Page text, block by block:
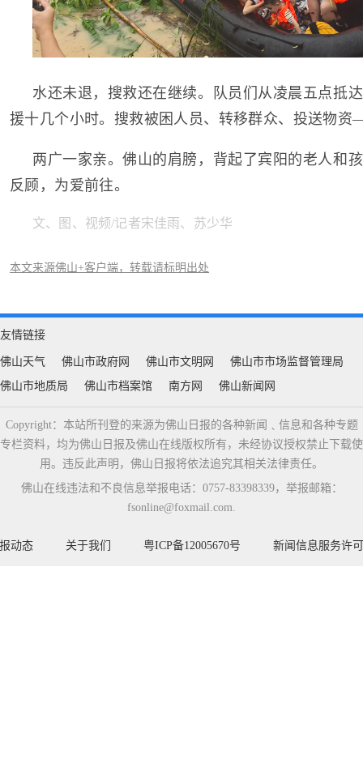
水还未退，搜救还在继续。队员们从凌晨五点抵
援十几个小时。搜救被困人员、转移群众、投送物
两广一家亲。佛山的肩膀，背起了宾阳的老人和
反顾，为爱前往。
文、图、视频/记者宋佳雨、苏少华
本文来源佛山+客户端，转载请标明出处
友情链接
佛山天气 佛山市政府网 佛山市文明网
佛山市市场监督管理局
佛山市地质局
佛山市档案馆 南方网 佛山新闻网
Copyright：本站所刊登的来源为佛山日报的各种新闻﹑信息和各种专题
专栏资料，均为佛山日报及佛山在线版权所有，未经协议授权禁止下载使
用。违反此声明，佛山日报将依法追究其相关法律责任。
佛山在线违法和不良信息举报电话：0757-83398339，举报邮箱：
fsonline@foxmail.com.
动态 关于我们 粤ICP备12005670号 新闻信息服务许